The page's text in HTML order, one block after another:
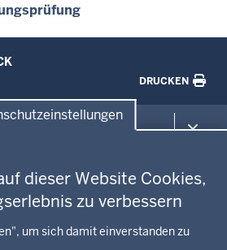
dieser Website Cookies,
zu verbessern
um sich damit einverstanden zu
DRUCKEN
und Verkehr